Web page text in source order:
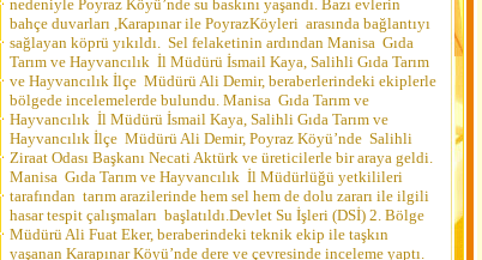
nedeniyle Poyraz Köyü’nde su baskını yaşandı. Bazı evlerin
bahçe duvarları ,Karapınar ile PoyrazKöyleri arasında bağlantıyı
sağlayan köprü yıkıldı. Sel felaketinin ardından Manisa Gıda
Tarım ve Hayvancılık İl Müdürü İsmail Kaya, Salihli Gıda Tarım
ve Hayvancılık İlçe Müdürü Ali Demir, beraberlerindeki ekiplerle
bölgede incelemelerde bulundu. Manisa Gıda Tarım ve
Hayvancılık İl Müdürü İsmail Kaya, Salihli Gıda Tarım ve
Hayvancılık İlçe Müdürü Ali Demir, Poyraz Köyü’nde Salihli
Ziraat Odası Başkanı Necati Aktürk ve üreticilerle bir araya geldi.
Manisa Gıda Tarım ve Hayvancılık İl Müdürlüğü yetkilileri
tarafından tarım arazilerinde hem sel hem de dolu zararı ile ilgili
hasar tespit çalışmaları başlatıldı.Devlet Su İşleri (DSİ) 2. Bölge
Müdürü Ali Fuat Eker, beraberindeki teknik ekip ile taşkın
yaşanan Karapınar Köyü’nde dere ve çevresinde inceleme yaptı.